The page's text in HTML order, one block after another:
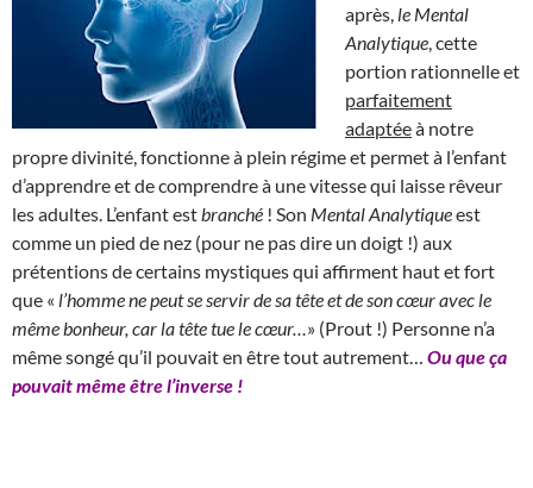
après, le Mental
Analytique , cette
portion rationnelle et
parfaitement
adaptéeà notre
propre divinité, fonctionne à plein régime et permet à l’enfant
d’apprendre et de comprendre à une vitesse qui laisse rêveur
les adultes. L’enfant est branché ! Son Mental Analytiqueest
comme un pied de nez (pour ne pas dire un doigt !) aux
prétentions de certains mystiques qui affirment haut et fort
que « l’homme ne peut se servir de sa tête et de son cœur avec le
même bonheur, car la tête tue le cœur… » (Prout !) Personne n’a
même songé qu’il pouvait en être tout autrement… Ou que ça
pouvait même être l’inverse !